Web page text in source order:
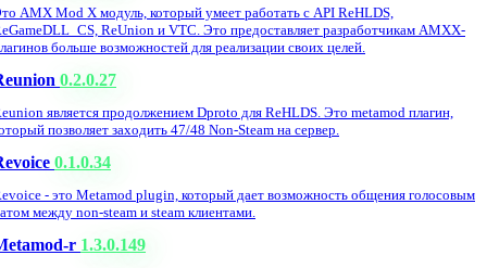
AMX Mod X модуль, который умеет работать с API ReHLDS,
ReUnion и VTC. Это предоставляет разработчикам AMXX-
больше возможностей для реализации своих целей.
0.2.0.27
является продолжением Dproto для ReHLDS. Это metamod плагин,
позволяет заходить 47/48 Non-Steam на сервер.
0.1.0.34
- это Metamod plugin, который дает возможность общения голосовым
между non-steam и steam клиентами.
r 1.3.0.149